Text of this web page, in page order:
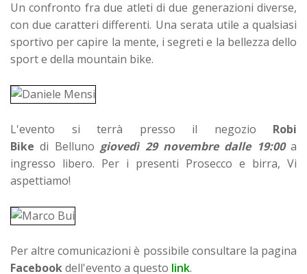
Un confronto fra due atleti di due generazioni diverse,
con due caratteri differenti. Una serata utile a qualsiasi
sportivo per capire la mente, i segreti e la bellezza dello
sport e della mountain bike.
L'evento si terrà presso il negozio Robi
Bike di Belluno giovedì 29 novembre dalle 19:00 a
ingresso libero. Per i presenti Prosecco e birra, Vi
aspettiamo!
Per altre comunicazioni è possibile consultare la pagina
Facebookdell'evento a questo link.